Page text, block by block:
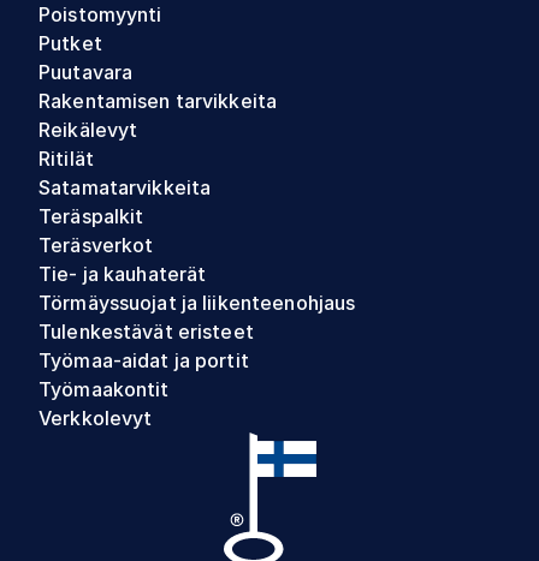
Poistomyynti
Putket
Puutavara
Rakentamisen tarvikkeita
Reikälevyt
Ritilät
Satamatarvikkeita
Teräspalkit
Teräsverkot
Tie- ja kauhaterät
Törmäyssuojat ja liikenteenohjaus
Tulenkestävät eristeet
Työmaa-aidat ja portit
Työmaakontit
Verkkolevyt